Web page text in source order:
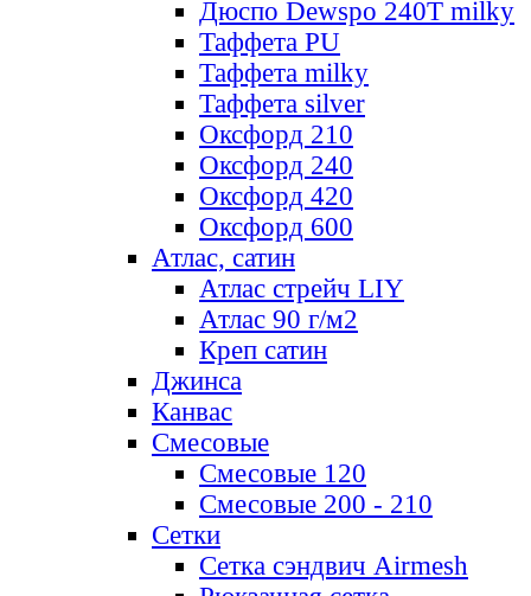
Дюспо Dewspo 240T milky
Таффета PU
Таффета milky
Таффета silver
Оксфорд 210
Оксфорд 240
Оксфорд 420
Оксфорд 600
Атлас, сатин
Атлас стрейч LIY
Атлас 90 г/м2
Креп сатин
Джинса
Канвас
Смесовые
Смесовые 120
Смесовые 200 - 210
Сетки
Сетка сэндвич Airmesh